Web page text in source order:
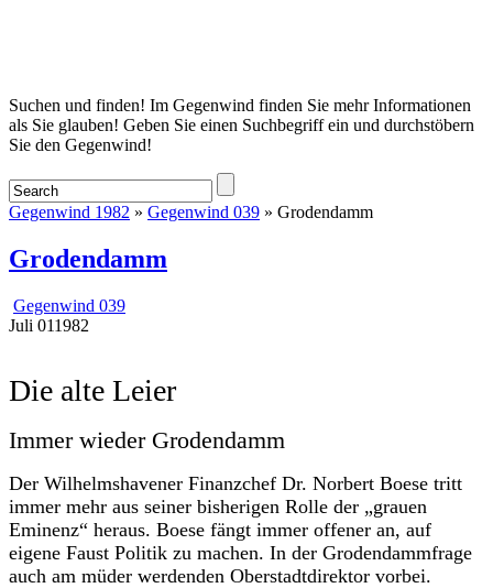
Startseite
Suchen und finden! Im Gegenwind finden Sie mehr Informationen
als Sie glauben! Geben Sie einen Suchbegriff ein und durchstöbern
Sie den Gegenwind!
Gegenwind 1982 » Gegenwind 039 » Grodendamm
Grodendamm
Gegenwind 039
Juli 011982
Die alte Leier
Immer wieder Grodendamm
Der Wilhelmshavener Finanzchef Dr. Norbert Boese tritt
immer mehr aus seiner bisherigen Rolle der „grauen
Eminenz“ heraus. Boese fängt immer offener an, auf
eigene Faust Politik zu machen. In der Grodendammfrage
auch am müder werdenden Oberstadtdirektor vorbei.